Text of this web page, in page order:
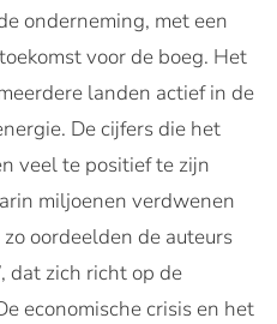
onderneming, met een
voor de boeg. Het
landen actief in de
De cijfers die het
veel te positief te zijn
miljoenen verdwenen
oordeelden de auteurs
dat zich richt op de
economische crisis en het